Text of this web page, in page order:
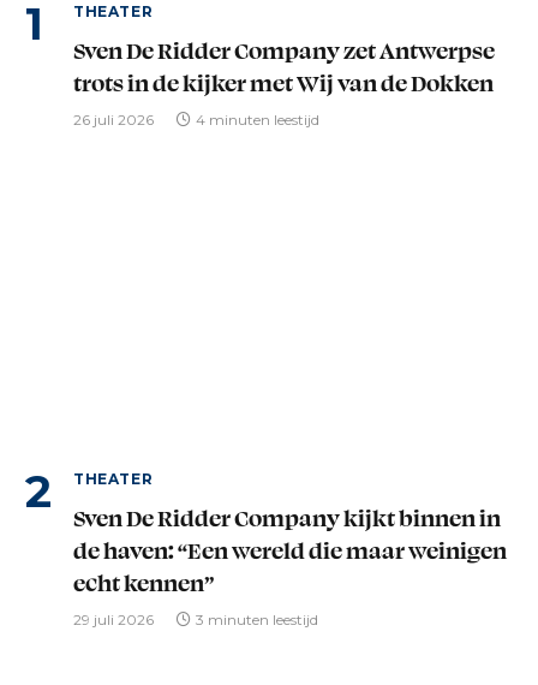
THEATER
Sven De Ridder Company zet Antwerpse
trots in de kijker met Wij van de Dokken
26 juli 2026 4 minuten leestijd
THEATER
Sven De Ridder Company kijkt binnen in
de haven: “Een wereld die maar weinigen
echt kennen”
29 juli 2026 3 minuten leestijd